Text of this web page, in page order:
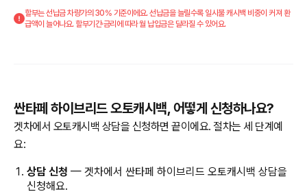
할부는 선납금 차량가의 30% 기준이에요. 선납금을 늘릴수록 일시불 캐시백 비중이 커져 환
급액이 늘어나요. 할부기간·금리에 따라 월 납입금은 달라질 수 있어요.
싼타페 하이브리드 오토캐시백, 어떻게 신청하나요?
겟차에서 오토캐시백 상담을 신청하면 끝이에요. 절차는 세 단계예
요:
상담 신청 — 겟차에서 싼타페 하이브리드 오토캐시백 상담을
신청해요.